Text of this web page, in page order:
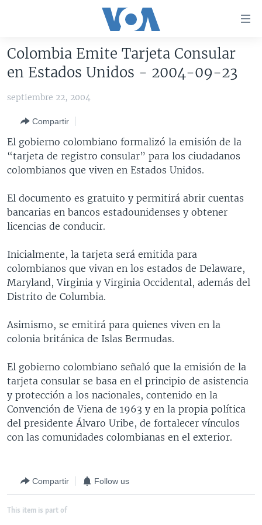
accesibilidad
contenido
principal
Salte
navegador
principal
Salte
búsqueda
AMÉRICA DEL NORTE
HAITÍ
ELECCIONES EEUU
VOTO DIVIDIDO
VOA VERIFICA
VOA VERIFICA UCRANIA/RUSIA
VOA VERIFICA INMIGRACIÓN
VOA VERIFICA AMÉRICA LATINA
AMÉRICA LATINA
ARGENTINA
BOLIVIA
CHILE
PERÚ
ECUADOR
VENEZUELA
BRASIL
CHINA EN AMÉRICA LATINA
CENTROAMÉRICA
EL SALVADOR
GUATEMALA
HONDURAS
NICARAGUA
INMIGRACIÓN
LIBERTAD DE PRENSA
MUNDO
ECONOMÍA
ENTRETENIMIENTO Y CULTURA
DEPORTES
ESPECIALES DE LA VOA
LIBERTAD DE PRENSA
UCRANIA
MULTIMEDIA
VIDEOS
AUDIOS
PROGRAMAS TV
FORO INTERAMERICANO
LAS CLAVES
PANORAMA
AVANCE INFORMATIVO
BUENOS DÍAS AMÉRICA
ESTADOS UNIDOS AL DÍA
EL MUNDO AL DÍA [RADIO]
FORO [RADIO]
NOTA ECONÓMICA
ENTRETENIMIENTO
DIRECT
Learning English
SÍGANOS
Idiomas
Colombia Emite Tarjeta Consular
en Estados Unidos - 2004-09-23
septiembre 22, 2004
Compartir
El gobierno colombiano formalizó la emisión de la
“tarjeta de registro consular” para los ciudadanos
colombianos que viven en Estados Unidos.
El documento es gratuito y permitirá abrir cuentas
bancarias en bancos estadounidenses y obtener
licencias de conducir.
Inicialmente, la tarjeta será emitida para
colombianos que vivan en los estados de Delaware,
Maryland, Virginia y Virginia Occidental, además del
Distrito de Columbia.
Asimismo, se emitirá para quienes viven en la
colonia británica de Islas Bermudas.
El gobierno colombiano señaló que la emisión de la
tarjeta consular se basa en el principio de asistencia
y protección a los nacionales, contenido en la
Convención de Viena de 1963 y en la propia política
del presidente Álvaro Uribe, de fortalecer vínculos
con las comunidades colombianas en el exterior.
Compartir Follow us
This item is part of